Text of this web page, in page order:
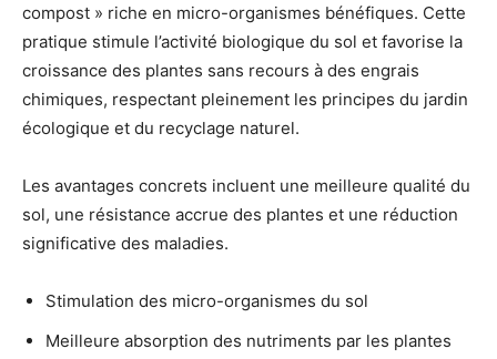
compost » riche en micro-organismes bénéfiques. Cette
pratique stimule l’activité biologique du sol et favorise la
croissance des plantes sans recours à des engrais
chimiques, respectant pleinement les principes du jardin
écologique et du recyclage naturel.
Les avantages concrets incluent une meilleure qualité du
sol, une résistance accrue des plantes et une réduction
significative des maladies.
Stimulation des micro-organismes du sol
Meilleure absorption des nutriments par les plantes